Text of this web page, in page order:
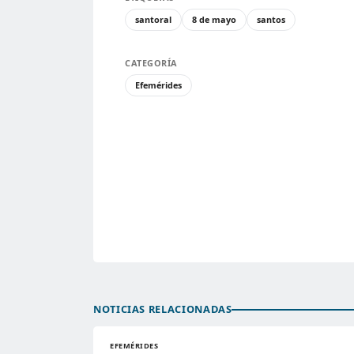
santoral
8 de mayo santos
CATEGORÍA
Efemérides
NOTICIAS RELACIONADAS
EFEMÉRIDES